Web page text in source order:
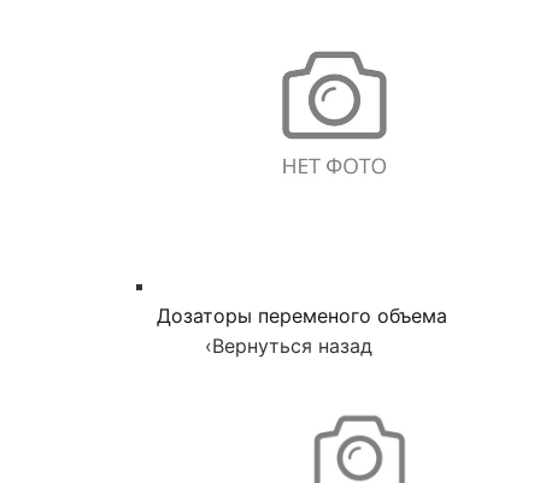
Дозаторы переменого объема
‹Вернуться назад